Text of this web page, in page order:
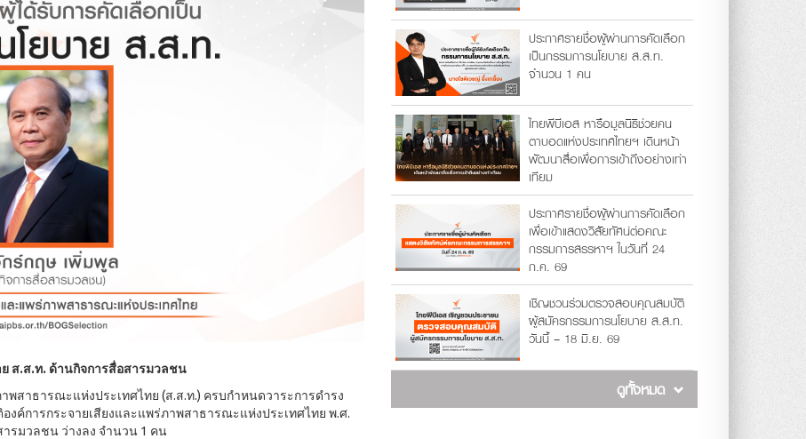
ส.ส.ท. ด้านกิจการสื่อสารมวลชน
พสาธารณะแห่งประเทศไทย (ส.ส.ท.) ครบกำหนดวาระการดำรง
ค์การกระจายเสียงและแพร่ภาพสาธารณะแห่งประเทศไทย พ.ศ.
รมวลชน ว่างลง จำนวน 1 คน
ประกาศรายชื่อผู้ผ่านการคัดเลือก
เป็นกรรมการนโยบาย ส.ส.ท.
จำนวน 1 คน
ไทยพีบีเอส หารือมูลนิธิช่วยคน
ตาบอดแห่งประเทศไทยฯ เดินหน้า
พัฒนาสื่อเพื่อการเข้าถึงอย่างเท่า
เทียม
ประกาศรายชื่อผู้ผ่านการคัดเลือก
เพื่อเข้าแสดงวิสัยทัศน์ต่อคณะ
กรรมการสรรหาฯ ในวันที่ 24
ก.ค. 69
เชิญชวนร่วมตรวจสอบคุณสมบัติ
ผู้สมัครกรรมการนโยบาย ส.ส.ท.
วันนี้ – 18 มิ.ย. 69
ดูทั้งหมด